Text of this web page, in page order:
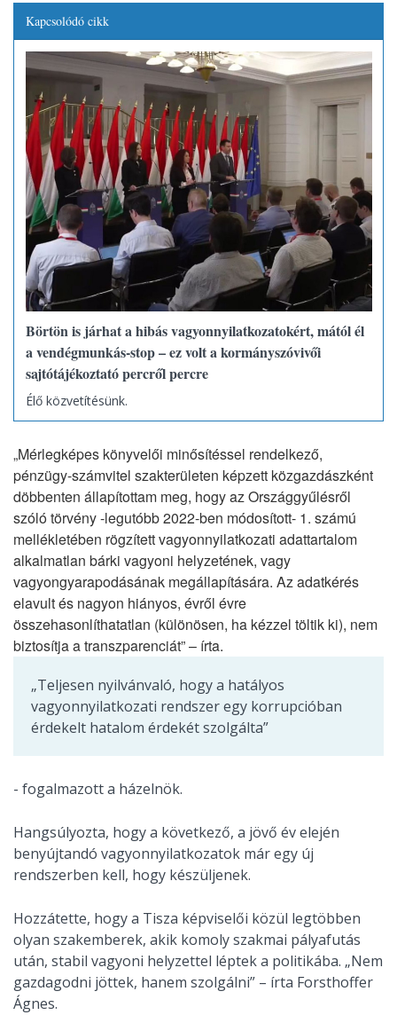
Kapcsolódó cikk
Börtön is járhat a hibás vagyonnyilatkozatokért, mától él
a vendégmunkás-stop – ez volt a kormányszóvivői
sajtótájékoztató percről percre
Élő közvetítésünk.
„Mérlegképes könyvelői minősítéssel rendelkező,
pénzügy-számvitel szakterületen képzett közgazdászként
döbbenten állapítottam meg, hogy az Országgyűlésről
szóló törvény -legutóbb 2022-ben módosított- 1. számú
mellékletében rögzített vagyonnyilatkozati adattartalom
alkalmatlan bárki vagyoni helyzetének, vagy
vagyongyarapodásának megállapítására. Az adatkérés
elavult és nagyon hiányos, évről évre
összehasonlíthatatlan (különösen, ha kézzel töltik ki), nem
biztosítja a transzparenciát” – írta.
„Teljesen nyilvánvaló, hogy a hatályos
vagyonnyilatkozati rendszer egy korrupcióban
érdekelt hatalom érdekét szolgálta”
- fogalmazott a házelnök.
Hangsúlyozta, hogy a következő, a jövő év elején
benyújtandó vagyonnyilatkozatok már egy új
rendszerben kell, hogy készüljenek.
Hozzátette, hogy a Tisza képviselői közül legtöbben
olyan szakemberek, akik komoly szakmai pályafutás
után, stabil vagyoni helyzettel léptek a politikába. „Nem
gazdagodni jöttek, hanem szolgálni” – írta Forsthoffer
Ágnes.